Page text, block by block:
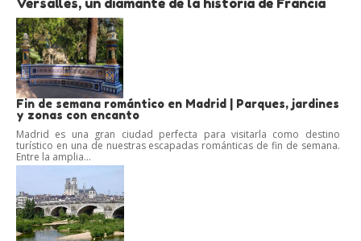
Versalles, un diamante de la historia de Francia
Fin de semana romántico en Madrid | Parques, jardines
y zonas con encanto
Madrid es una gran ciudad perfecta para visitarla como destino
turístico en una de nuestras escapadas románticas de fin de semana.
Entre la amplia...